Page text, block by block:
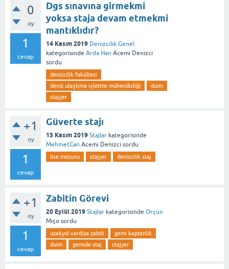
0
oy
1
cevap
Dgs sınavına girmekmi
yoksa staja devam etmekmi
mantıklıdır?
14 Kasım 2019 Denizcilik Genel
kategorisinde Arda Han Acemi Denizci
sordu
denizcilik fakültesi
deniz ulaştıma işletme mühendisliği
duim
stajyer
+1
oy
1
cevap
Güverte stajı
13 Kasım 2019 Stajlar kategorisinde
MehmetCan Acemi Denizci sordu
lise mezunu stajyer denizcilik staj
+1
oy
1
cevap
Zabitin Görevi
20 Eylül 2019 Stajlar kategorisinde Orçun
Miço sordu
uzakyol vardiya zabiti
gemi kaptanlık
duim
gemide staj stajyer